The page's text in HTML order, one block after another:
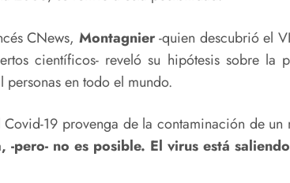
CNews, Montagnier-quien descubrió el
científicos- reveló su hipótesis sobre la
en todo el mundo.
19 provenga de la contaminación de un
-pero- no es posible. El virus está